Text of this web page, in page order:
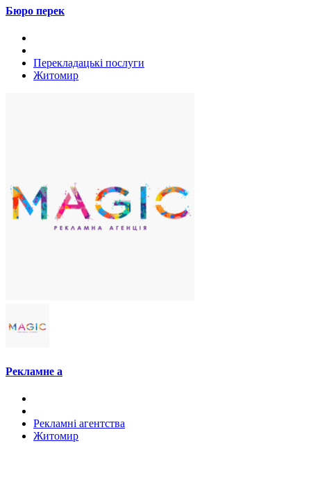
Бюро перек
Перекладацькі послуги
Житомир
Рекламне а
Рекламні агентства
Житомир